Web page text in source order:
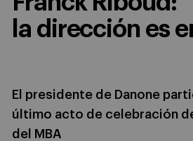
la dirección es
El presidente de Danone
último acto de celebración
del MBA